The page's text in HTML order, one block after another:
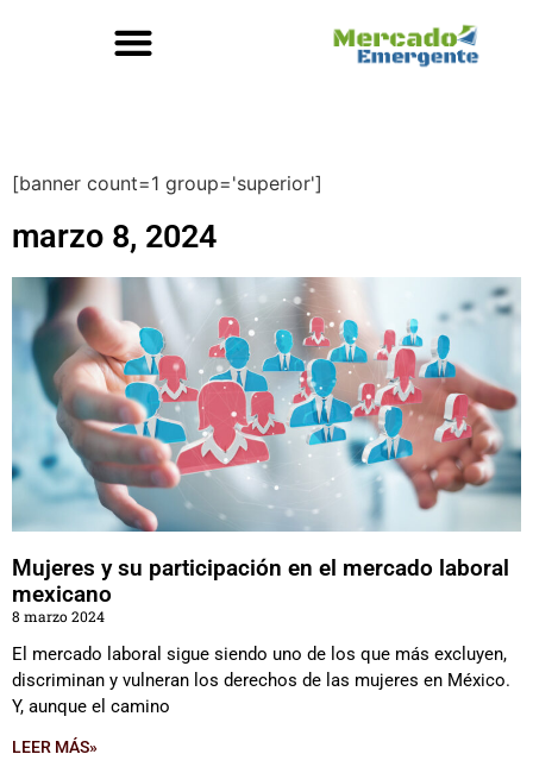
[banner count=1 group='superior']
marzo 8, 2024
Mujeres y su participación en el mercado laboral
mexicano
8 marzo 2024
El mercado laboral sigue siendo uno de los que más excluyen,
discriminan y vulneran los derechos de las mujeres en México.
Y, aunque el camino
LEER MÁS»